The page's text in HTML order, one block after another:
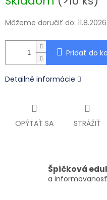
Môžeme doručiť do: 11.8.2026
Pridať do
Detailné informácie
OPÝTAŤ SA STRÁŽIŤ
Špičková
a informovanosť